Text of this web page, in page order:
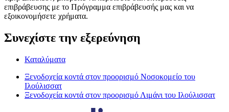
επιβράβευσης με το Πρόγραμμα επιβράβευσής μας και να
εξοικονομήσετε χρήματα.
Συνεχίστε την εξερεύνηση
Καταλύματα
Ξενοδοχεία κοντά στον προορισμό Νοσοκομείο του
Ιλούλισσατ
Ξενοδοχεία κοντά στον προορισμό Λιμάνι του Ιλούλισσατ